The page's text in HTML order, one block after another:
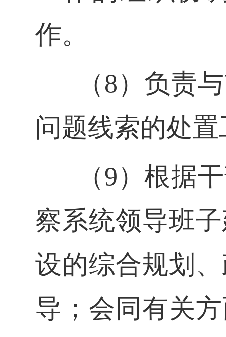
作。
（8）负责
问题线索的处
（9）根据
察系统领导班
设的综合规划
导；会同有关